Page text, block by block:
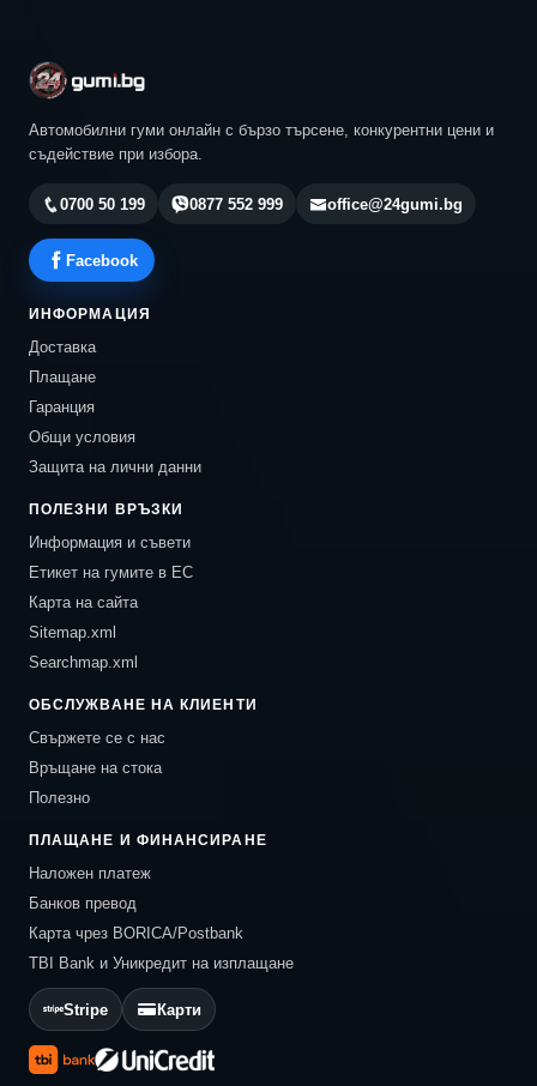
Автомобилни гуми онлайн с бързо търсене, конкурентни цени и
съдействие при избора.
0700 50 199 0877 552 999 office@24gumi.bg
Facebook
ИНФОРМАЦИЯ
Доставка
Плащане
Гаранция
Общи условия
Защита на лични данни
ПОЛЕЗНИ ВРЪЗКИ
Информация и съвети
Етикет на гумите в ЕС
Карта на сайта
Sitemap.xml
Searchmap.xml
ОБСЛУЖВАНЕ НА КЛИЕНТИ
Свържете се с нас
Връщане на стока
Полезно
ПЛАЩАНЕ И ФИНАНСИРАНЕ
Наложен платеж
Банков превод
Карта чрез BORICA/Postbank
TBI Bank и Уникредит на изплащане
Stripe Карти